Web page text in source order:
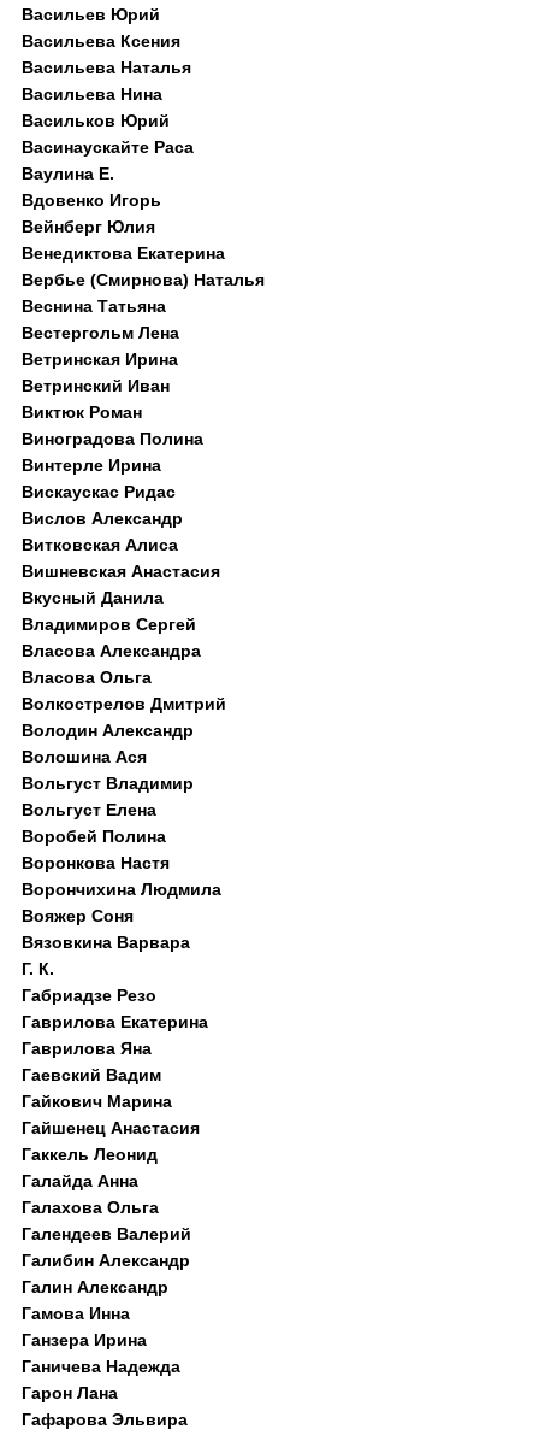
Васильев Юрий
Васильева Ксения
Васильева Наталья
Васильева Нина
Васильков Юрий
Васинаускайте Раса
Ваулина Е.
Вдовенко Игорь
Вейнберг Юлия
Венедиктова Екатерина
Вербье (Смирнова) Наталья
Веснина Татьяна
Вестергольм Лена
Ветринская Ирина
Ветринский Иван
Виктюк Роман
Виноградова Полина
Винтерле Ирина
Вискаускас Ридас
Вислов Александр
Витковская Алиса
Вишневская Анастасия
Вкусный Данила
Владимиров Сергей
Власова Александра
Власова Ольга
Волкострелов Дмитрий
Володин Александр
Волошина Ася
Вольгуст Владимир
Вольгуст Елена
Воробей Полина
Воронкова Настя
Ворончихина Людмила
Вояжер Соня
Вязовкина Варвара
Г. К.
Габриадзе Резо
Гаврилова Екатерина
Гаврилова Яна
Гаевский Вадим
Гайкович Марина
Гайшенец Анастасия
Гаккель Леонид
Галайда Анна
Галахова Ольга
Галендеев Валерий
Галибин Александр
Галин Александр
Гамова Инна
Ганзера Ирина
Ганичева Надежда
Гарон Лана
Гафарова Эльвира